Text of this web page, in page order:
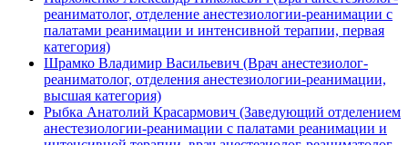
реаниматолог, отделение анестезиологии-реанимации с
палатами реанимации и интенсивной терапии, первая
категория)
Шрамко Владимир Васильевич (Врач анестезиолог-
реаниматолог, отделения анестезиологии-реанимации,
высшая категория)
Рыбка Анатолий Красармович (Заведующий отделением
анестезиологии-реанимации с палатами реанимации и